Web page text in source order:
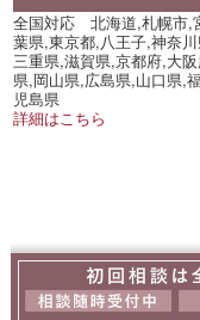
全国対応 北海道,札幌市,
葉県,東京都,八王子,神奈
三重県,滋賀県,京都府,大
県,岡山県,広島県,山口県,
児島県
詳細はこちら